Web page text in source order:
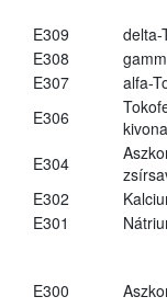
E309
delta-
E308
E307
alfa-
E306
E304
E302
E301
E300